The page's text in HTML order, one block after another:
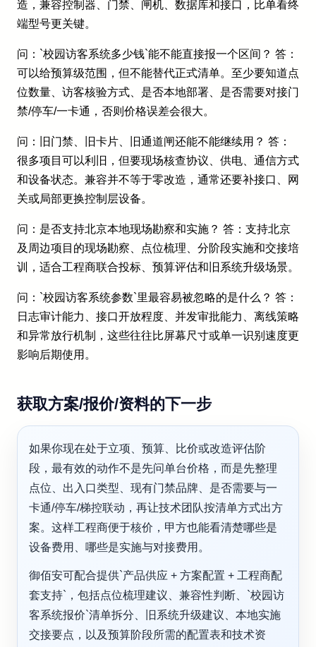
造，兼容控制器、门禁、闸机、数据库和接口，比单看终
端型号更关键。
问：`校园访客系统多少钱`能不能直接报一个区间？ 答：
可以给预算级范围，但不能替代正式清单。至少要知道点
位数量、访客核验方式、是否本地部署、是否需要对接门
禁/停车/一卡通，否则价格误差会很大。
问：旧门禁、旧卡片、旧通道闸还能不能继续用？ 答：
很多项目可以利旧，但要现场核查协议、供电、通信方式
和设备状态。兼容并不等于零改造，通常还要补接口、网
关或局部更换控制层设备。
问：是否支持北京本地现场勘察和实施？ 答：支持北京
及周边项目的现场勘察、点位梳理、分阶段实施和交接培
训，适合工程商联合投标、预算评估和旧系统升级场景。
问：`校园访客系统参数`里最容易被忽略的是什么？ 答：
日志审计能力、接口开放程度、并发审批能力、离线策略
和异常放行机制，这些往往比屏幕尺寸或单一识别速度更
影响后期使用。
获取方案/报价/资料的下一步
如果你现在处于立项、预算、比价或改造评估阶
段，最有效的动作不是先问单台价格，而是先整理
点位、出入口类型、现有门禁品牌、是否需要与一
卡通/停车/梯控联动，再让技术团队按清单方式出方
案。这样工程商便于核价，甲方也能看清楚哪些是
设备费用、哪些是实施与对接费用。
御佰安可配合提供`产品供应 + 方案配置 + 工程商配
套支持`，包括点位梳理建议、兼容性判断、`校园访
客系统报价`清单拆分、旧系统升级建议、本地实施
交接要点，以及预算阶段所需的配置表和技术资